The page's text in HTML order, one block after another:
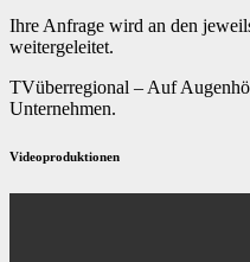
Ihre Anfrage wird an den
weitergeleitet.
TVüberregional – Auf
Unternehmen.
Videoproduktionen